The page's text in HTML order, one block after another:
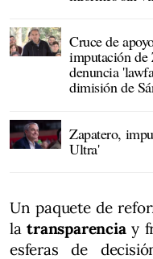
Cruce de
imputación de
denuncia
dimisión de
Zapatero,
Ultra'
Un paquete de
latransparenciay
esferas de